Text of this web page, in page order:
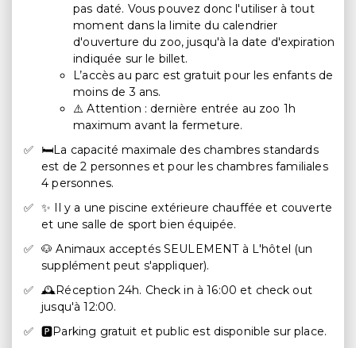
pas daté. Vous pouvez donc l'utiliser à tout
moment dans la limite du calendrier
d'ouverture du zoo, jusqu'à la date d'expiration
indiquée sur le billet.
L’accès au parc est gratuit pour les enfants de
moins de 3 ans.
⚠️ Attention : dernière entrée au zoo 1h
maximum avant la fermeture.
🛏️La capacité maximale des chambres standards
est de 2 personnes et pour les chambres familiales
4 personnes.
✨ Il y a une piscine extérieure chauffée et couverte
et une salle de sport bien équipée.
🐶 Animaux acceptés SEULEMENT à L'hôtel (un
supplément peut s'appliquer).
🕰️Réception 24h. Check in à 16:00 et check out
jusqu'à 12:00.
🅿️Parking gratuit et public est disponible sur place.